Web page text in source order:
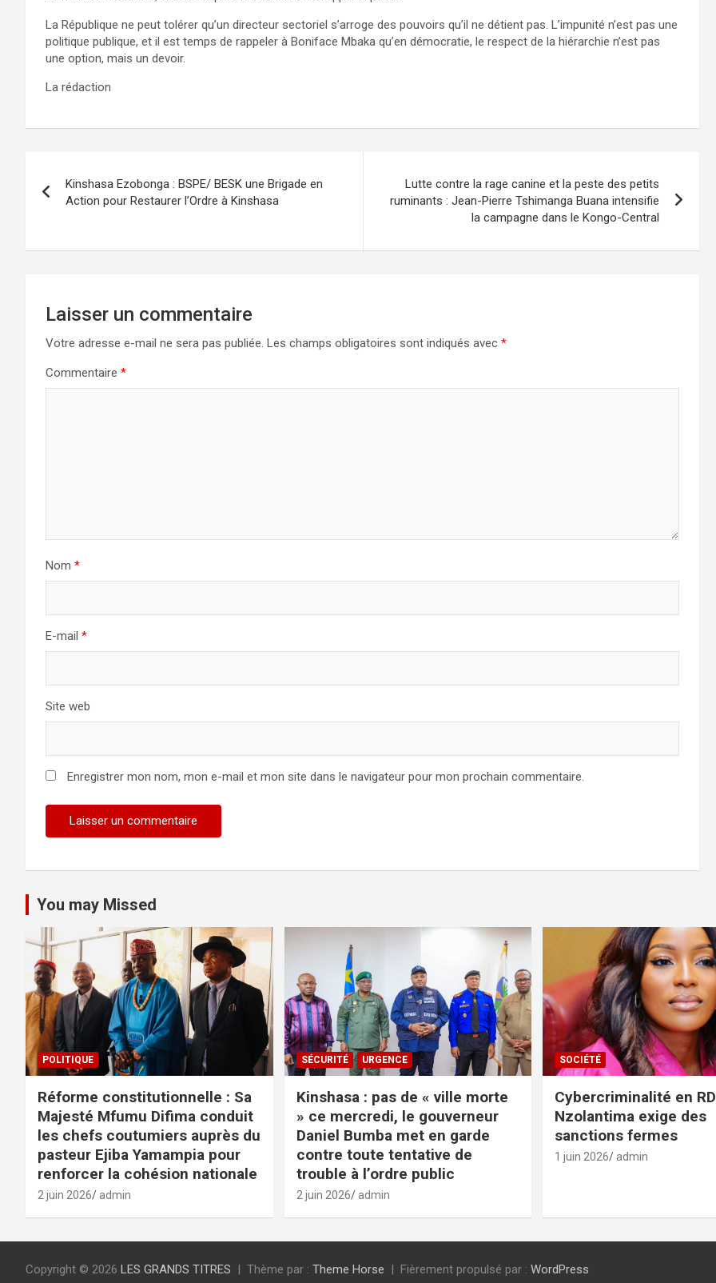
La République ne peut tolérer qu’un directeur sectoriel s’arroge des pouvoirs qu’il ne détient pas. L’impunité n’est pas une
politique publique, et il est temps de rappeler à Boniface Mbaka qu’en démocratie, le respect de la hiérarchie n’est pas
une option, mais un devoir.
La rédaction
de
Kinshasa Ezobonga : BSPE/ BESK une Brigade en
Action pour Restaurer l’Ordre à Kinshasa
Lutte contre la rage canine et la peste des petits
ruminants : Jean-Pierre Tshimanga Buana intensifie
la campagne dans le Kongo-Central
Laisser un commentaire
Votre adresse e-mail ne sera pas publiée. Les champs obligatoires sont indiqués avec *
Commentaire *
Nom *
E-mail *
Site web
Enregistrer mon nom, mon e-mail et mon site dans le navigateur pour mon prochain commentaire.
You may Missed
POLITIQUE
Réforme constitutionnelle : Sa
Majesté Mfumu Difima conduit
les chefs coutumiers auprès du
pasteur Ejiba Yamampia pour
renforcer la cohésion nationale
2 juin 2026 admin
SÉCURITÉ URGENCE
Kinshasa : pas de « ville morte
» ce mercredi, le gouverneur
Daniel Bumba met en garde
contre toute tentative de
trouble à l’ordre public
2 juin 2026 admin
SOCIÉTÉ
Cybercriminalité en
Nzolantima exige des
sanctions fermes
1 juin 2026 admin
Copyright © 2026 LES GRANDS TITRES Thème par : Theme Horse Fièrement propulsé par : WordPress